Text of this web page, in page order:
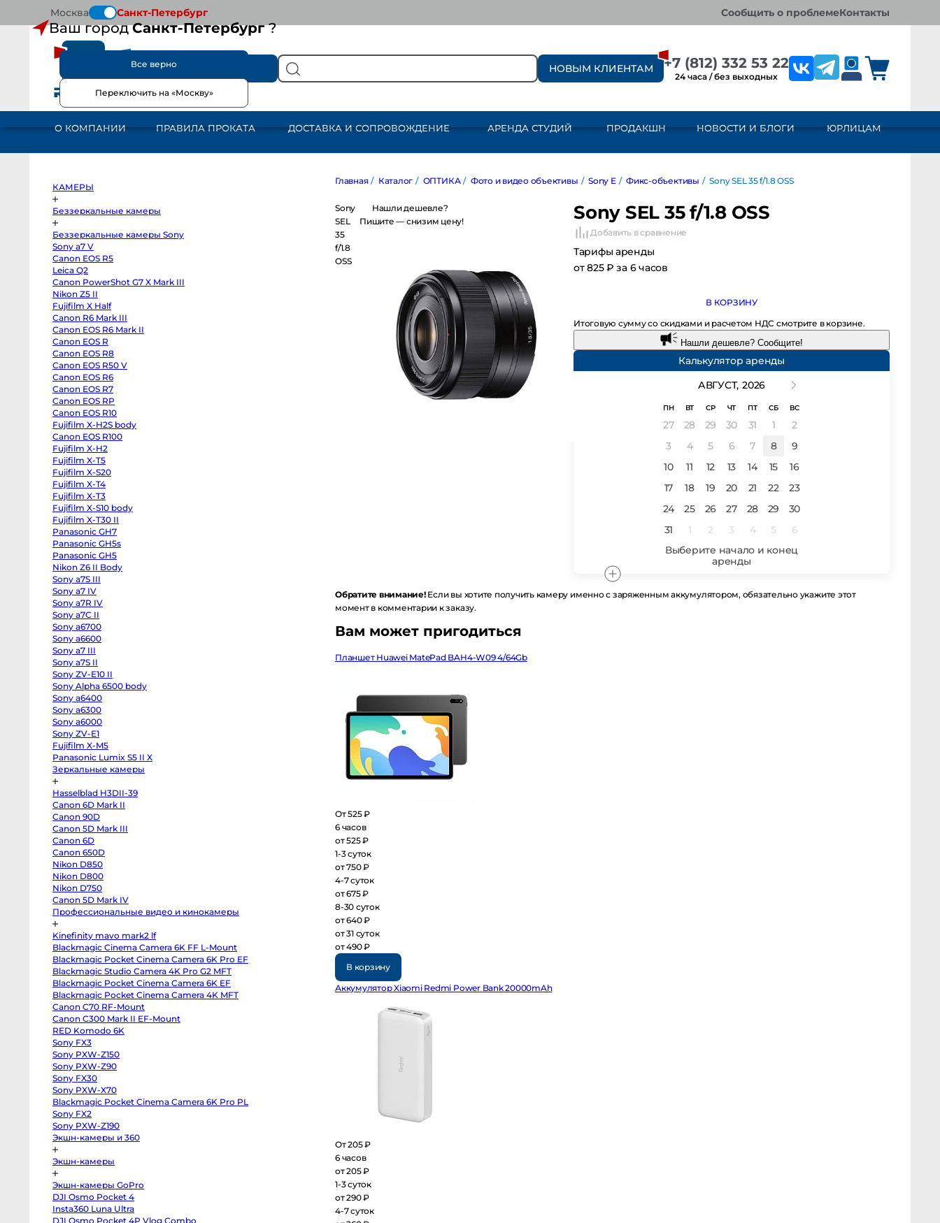
Москва Санкт-Петербург
Ваш городСанкт-Петербург?
Все верно
Переключить на «Москву»
сообщить о проблеме контакты
КАМЕРЫ
Беззеркальные
Беззеркальные
Sony
Leica
Q2
PowerShot
Nikon
Z5
Body
a7S
III
Sony
a7
IV
Sony
a7R
IV
Sony
II
Sony
II
Sony
a6000
НОВЫМ КЛИЕНТАМ +7 (812) 332 53 22
24 часа / без выходных
О КОМПАНИИ ПРАВИЛА ПРОКАТА ДОСТАВКА И СОПРОВОЖДЕНИЕ АРЕНДА СТУДИЙ ПРОДАКШН НОВОСТИ И БЛОГИ ЮРЛИЦАМ
КАМЕРЫ
Беззеркальные камеры
Беззеркальные камеры Sony
Sony a7 V
Canon EOS R5
Leica Q2
Canon PowerShot G7 X Mark III
Nikon Z5 II
Fujifilm X Half
Canon R6 Mark III
Canon EOS R6 Mark II
Canon EOS R
Canon EOS R8
Canon EOS R50 V
Canon EOS R6
Canon EOS R7
Canon EOS RP
Canon EOS R10
Fujifilm X-H2S body
Canon EOS R100
Fujifilm X-H2
Fujifilm X-T5
Fujifilm X-S20
Fujifilm X-T4
Fujifilm X-T3
Fujifilm X-S10 body
Fujifilm X-T30 II
Panasonic GH7
Panasonic GH5s
Panasonic GH5
Nikon Z6 II Body
Sony a7S III
Sony a7 IV
Sony a7R IV
Sony a7C II
Sony a6700
Sony a6600
Sony a7 III
Sony a7S II
Sony ZV-E10 II
Sony Alpha 6500 body
Sony a6400
Sony a6300
Sony a6000
Sony ZV-E1
Fujifilm X-M5
Panasonic Lumix S5 II X
Зеркальные камеры
Hasselblad H3DII-39
Canon 6D Mark II
Canon 90D
Canon 5D Mark III
Canon 6D
Canon 650D
Nikon D850
Nikon D800
Nikon D750
Canon 5D Mark IV
Профессиональные видео и кинокамеры
Kinefinity mavo mark2 lf
Blackmagic Cinema Camera 6K FF L-Mount
Blackmagic Pocket Cinema Camera 6K Pro EF
Blackmagic Studio Camera 4K Pro G2 MFT
Blackmagic Pocket Cinema Camera 6K EF
Blackmagic Pocket Cinema Camera 4K MFT
Canon C70 RF-Mount
Canon C300 Mark II EF-Mount
RED Komodo 6K
Sony FX3
Sony PXW-Z150
Sony PXW-Z90
Sony FX30
Sony PXW-X70
Blackmagic Pocket Cinema Camera 6K Pro PL
Sony FX2
Sony PXW-Z190
Экшн-камеры и 360
Экшн-камеры
Экшн-камеры GoPro
DJI Osmo Pocket 4
Insta360 Luna Ultra
DJI Osmo Pocket 4P Vlog Combo
Главная / Каталог / ОПТИКА / Фото и видео объективы / Sony E / Фикс-объективы / Sony SEL 35 f/1.8 OSS
Sony SEL
35 f/1.8
OSS
Нашли дешевле?
Пишите — снизим цену!
Sony SEL 35 f/1.8 OSS
Добавить в сравнение
Тарифы аренды
от 825 ₽ за 6 часов
В КОРЗИНУ
Итоговую сумму со скидками и расчетом НДС смотрите в корзине.
Нашли дешевле? Сообщите!
Калькулятор аренды
АВГУСТ, 2026
ПН ВТ СР ЧТ ПТ СБ ВС
27 28 29 30 31 1
2
3
4 5 6 7 8
9
10
11 12 13 14 15
16
17
18 19 20 21 22
23
24
25 26 27 28 29
30
31
1 2 3 4 5 6
Обратите внимание!Если вы хотите получить камеру именно с заряженным аккумулятором, обязательно укажите этот момент в
комментарии к заказу.
Вам может пригодиться
Планшет Huawei MatePad BAH4-W09 4/64Gb
От 525 ₽
6 часов
от 525 ₽
1-3 суток
от 750 ₽
4-7 суток
от 675 ₽
8-30 суток
от 640 ₽
от 31 суток
от 490 ₽
В корзину
Аккумулятор Xiaomi Redmi Power Bank 20000mAh
От 205 ₽
6 часов
от 205 ₽
1-3 суток
от 290 ₽
4-7 суток